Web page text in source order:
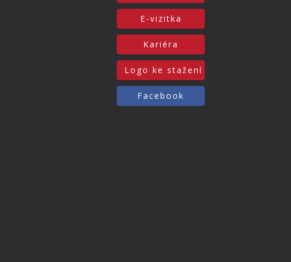
E-vizitka
Kariéra
Logo ke stažení
Facebook